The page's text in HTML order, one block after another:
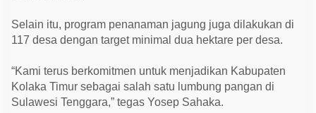
Selain itu, program penanaman jagung juga dilakukan di
117 desa dengan target minimal dua hektare per desa.
“Kami terus berkomitmen untuk menjadikan Kabupaten
Kolaka Timur sebagai salah satu lumbung pangan di
Sulawesi Tenggara,” tegas Yosep Sahaka.